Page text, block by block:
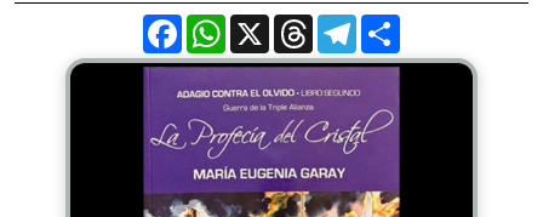
FacebookWhatsApp
X ThreadsTelegram